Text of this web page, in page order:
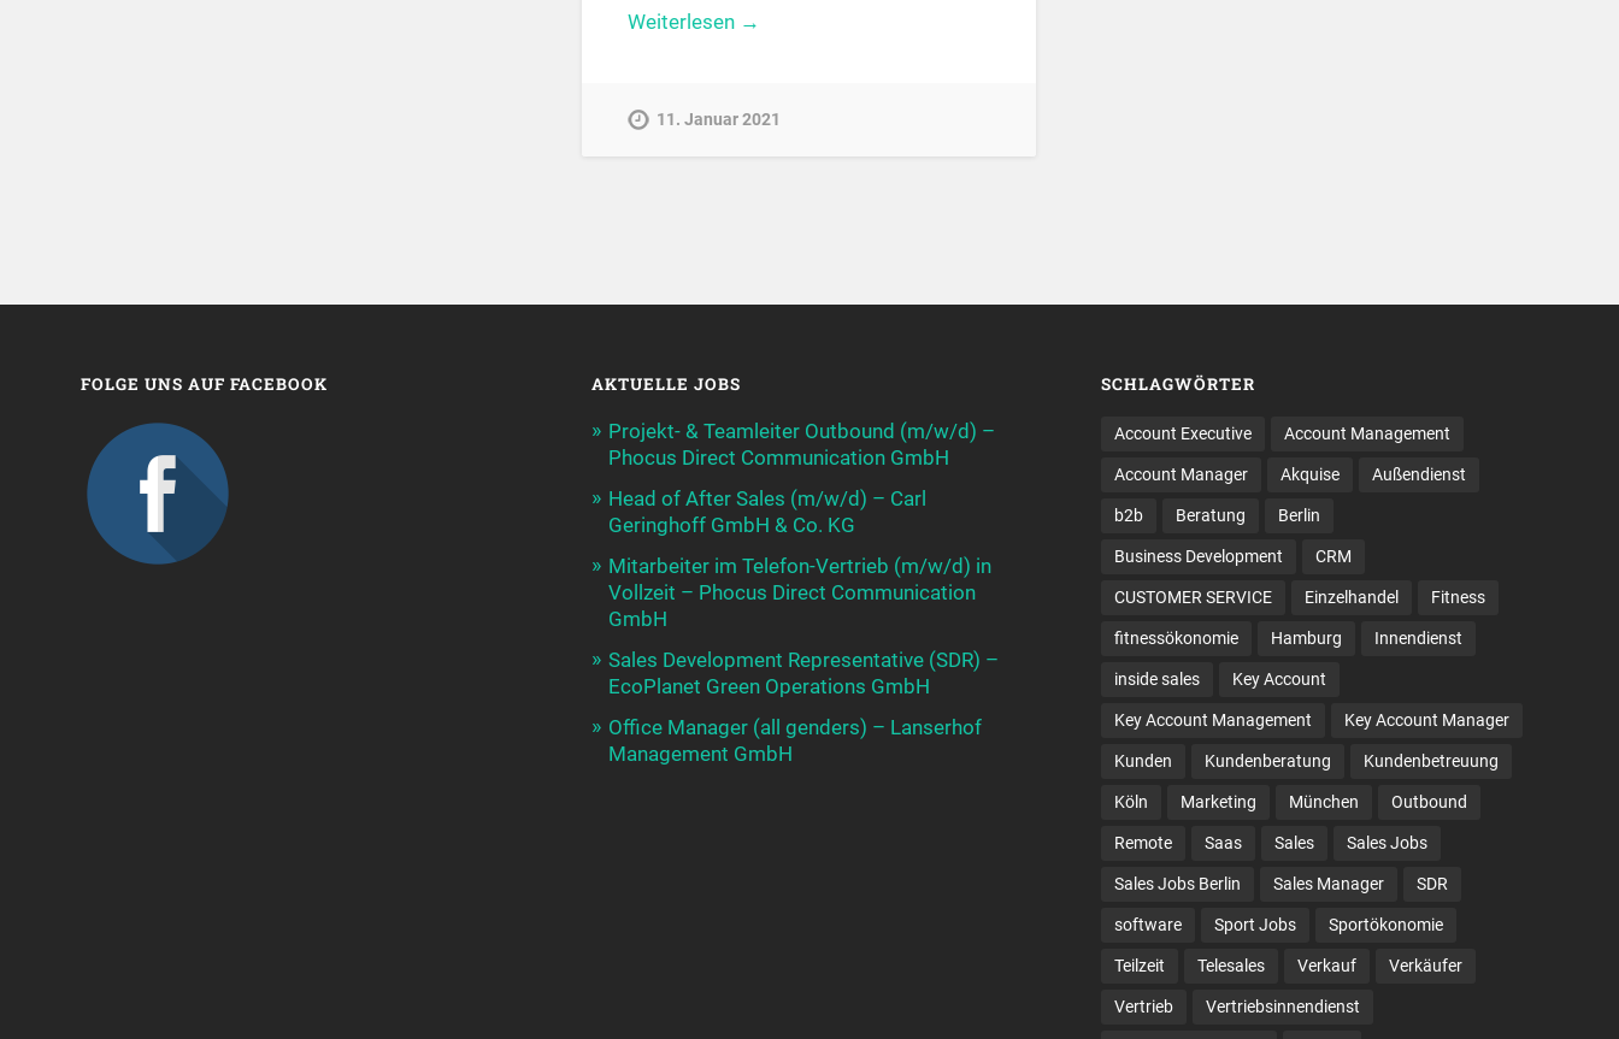
Weiterlesen →
11. Januar 2021
FOLGE UNS AUF FACEBOOK AKTUELLE JOBS
Projekt- & Teamleiter Outbound (m/w/d) –
Phocus Direct Communication GmbH
Head of After Sales (m/w/d) – Carl
Geringhoff GmbH & Co. KG
Mitarbeiter im Telefon-Vertrieb (m/w/d) in
Vollzeit – Phocus Direct Communication
GmbH
Sales Development Representative (SDR) –
EcoPlanet Green Operations GmbH
Office Manager (all genders) – Lanserhof
Management GmbH
SCHLAGWÖRTER
Account Executive Account Management
Account Manager Akquise Außendienst
b2b Beratung Berlin
Business Development CRM
CUSTOMER SERVICE Einzelhandel Fitness
fitnessökonomie Hamburg Innendienst
inside sales Key Account
Key Account Management Key Account Manager
Kunden Kundenberatung Kundenbetreuung
Köln Marketing München Outbound
Remote Saas Sales Sales Jobs
Sales Jobs Berlin Sales Manager SDR
software Sport Jobs Sportökonomie
Teilzeit Telesales Verkauf Verkäufer
Vertrieb Vertriebsinnendienst